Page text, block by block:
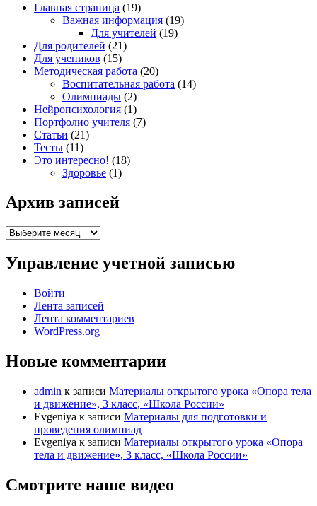
Главная страница (19)
Важная информация (19)
Для учителей (19)
Для родителей (21)
Для учеников (15)
Методическая работа (20)
Воспитательная работа (14)
Олимпиады (2)
Нейропсихология (1)
Портфолио учителя (7)
Статьи (21)
Тесты (11)
Это интересно! (18)
Здоровье (1)
Архив записей
Архив
Управление учетной записью
Войти
Лента записей
Лента комментариев
WordPress.org
Новые комментарии
admin к записи Материалы открытого урока «Опора тела
и движение», 3 класс, «Школа России»
Evgeniya к записи Материалы для подготовки и
проведения олимпиад
Evgeniya к записи Материалы открытого урока «Опора
тела и движение», 3 класс, «Школа России»
Смотрите наше видео